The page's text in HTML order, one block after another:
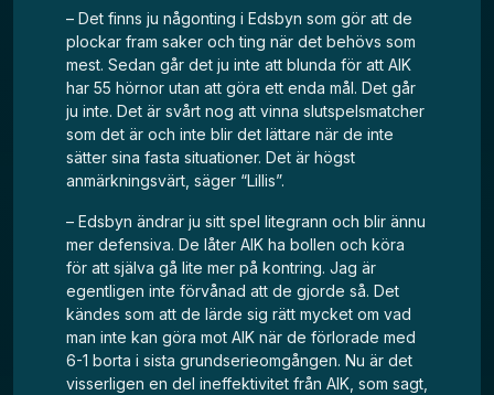
– Det finns ju någonting i Edsbyn som gör att de
plockar fram saker och ting när det behövs som
mest. Sedan går det ju inte att blunda för att AIK
har 55 hörnor utan att göra ett enda mål. Det går
ju inte. Det är svårt nog att vinna slutspelsmatcher
som det är och inte blir det lättare när de inte
sätter sina fasta situationer. Det är högst
anmärkningsvärt, säger “Lillis”.
– Edsbyn ändrar ju sitt spel litegrann och blir ännu
mer defensiva. De låter AIK ha bollen och köra
för att själva gå lite mer på kontring. Jag är
egentligen inte förvånad att de gjorde så. Det
kändes som att de lärde sig rätt mycket om vad
man inte kan göra mot AIK när de förlorade med
6-1 borta i sista grundserieomgången. Nu är det
visserligen en del ineffektivitet från AIK, som sagt,